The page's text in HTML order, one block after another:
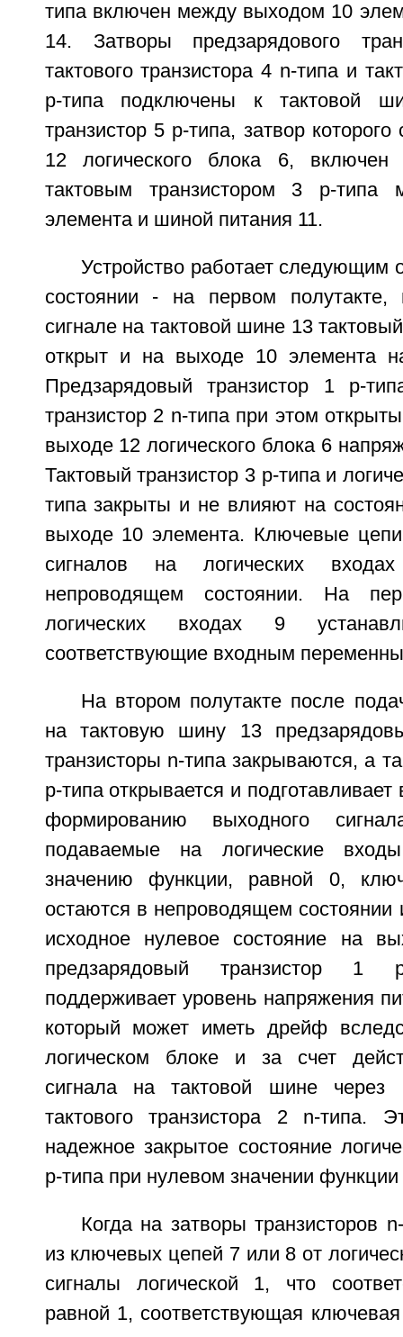
типа включен между выходом 10
14. Затворы предзарядового
тактового транзистора 4 n-типа и
р-типа подключены к тактовой
транзистор 5 р-типа, затвор
12 логического блока 6, включен
тактовым транзистором 3 р-
элемента и шиной питания 11.
Устройство работает следующим
состоянии - на первом полутакте,
сигнале на тактовой шине 13
открыт и на выходе 10 элемента
Предзарядовый транзистор 1 р-
транзистор 2 n-типа при этом
выходе 12 логического блока 6
Тактовый транзистор 3 р-типа и
типа закрыты и не влияют на
выходе 10 элемента. Ключевые
сигналов на логических
непроводящем состоянии. На
логических входах 9
соответствующие входным
На втором полутакте после
на тактовую шину 13
транзисторы n-типа закрываются, а
р-типа открывается и
формированию выходного
подаваемые на логические
значению функции, равной 0,
остаются в непроводящем состоянии
исходное нулевое состояние на
предзарядовый транзистор
поддерживает уровень напряжения
который может иметь дрейф
логическом блоке и за счет
сигнала на тактовой шине через
тактового транзистора 2 n-типа.
надежное закрытое состояние
р-типа при нулевом значении
Когда на затворы транзисторов
из ключевых цепей 7 или 8 от
сигналы логической 1, что
равной 1, соответствующая